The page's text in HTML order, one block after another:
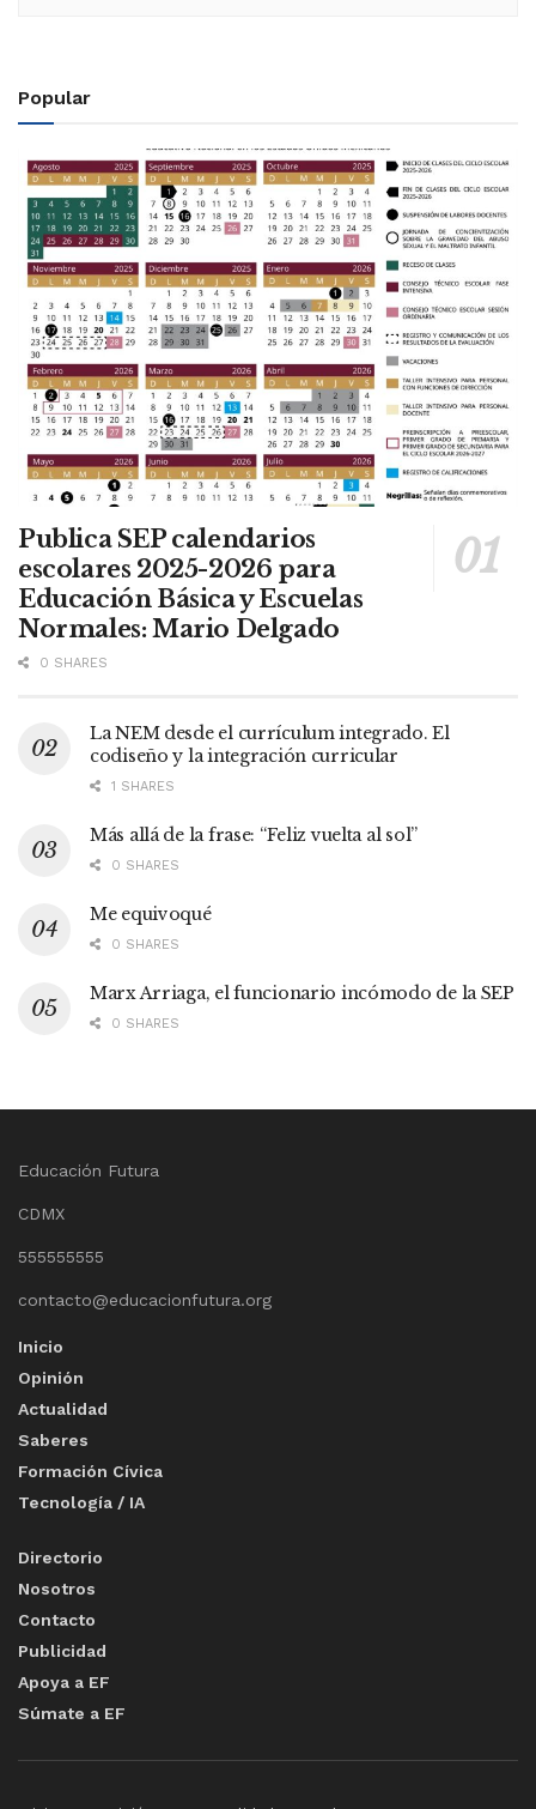
Popular
Publica SEP calendarios
escolares 2025-2026 para
Educación Básica y Escuelas
Normales: Mario Delgado
0 SHARES
La NEM desde el currículum integrado. El
codiseño y la integración curricular
1 SHARES
Más allá de la frase: “Feliz vuelta al sol”
0 SHARES
Me equivoqué
0 SHARES
Marx Arriaga, el funcionario incómodo de la SEP
0 SHARES
Educación Futura
CDMX
555555555
contacto@educacionfutura.org
Inicio
Opinión
Actualidad
Saberes
Formación Cívica
Tecnología / IA
Directorio
Nosotros
Contacto
Publicidad
Apoya a EF
Súmate a EF